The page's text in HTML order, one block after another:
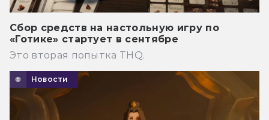
Сбор средств на настольную игру по
«Готике» стартует в сентябре
Это вторая попытка THQ.
Новости